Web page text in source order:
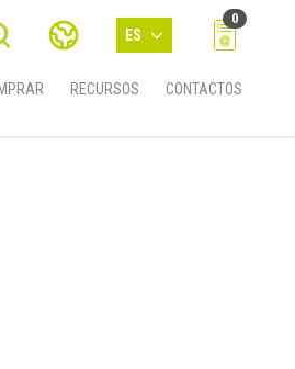
ES
0
RECURSOS CONTACTOS